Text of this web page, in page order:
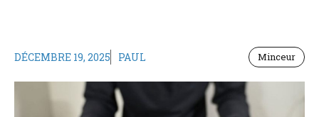
DÉCEMBRE 19, 2025 PAUL Minceur